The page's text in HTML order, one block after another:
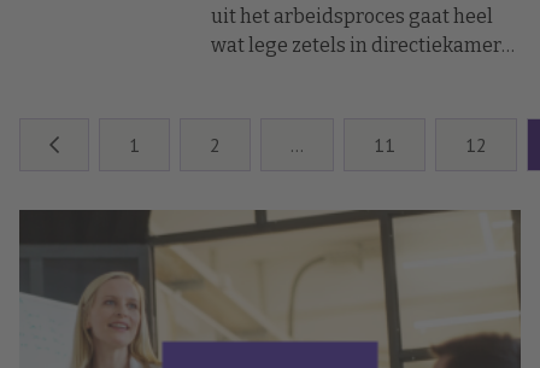
uit het arbeidsproces gaat heel
wat lege zetels in directiekamers
zeer groot kan zijn.
1 2 … 11 12